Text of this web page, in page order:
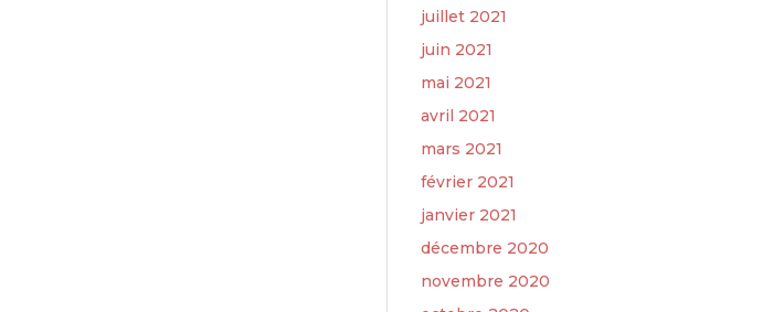
juillet 2021
juin 2021
mai 2021
avril 2021
mars 2021
février 2021
janvier 2021
décembre 2020
novembre 2020